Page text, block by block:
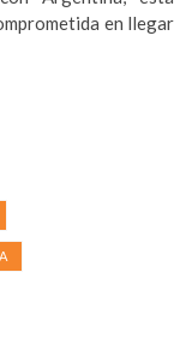
en llegar